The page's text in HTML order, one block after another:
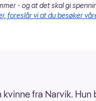
- og at det skal gi
foreslår vi at du besøker
fra Narvik. Hun